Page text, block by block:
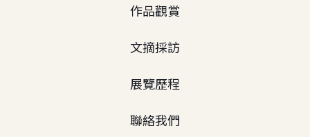
作品觀賞
文摘採訪
展覽歷程
聯絡我們